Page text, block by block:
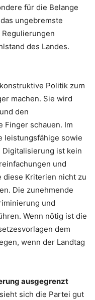
für die Belange
ungebremste
des Landes.
Politik zum
machen. Sie wird
den
Finger schauen. Im
leistungsfähige sowie
ist kein
und
diese Kriterien nicht zu
Die zunehmende
und
Wenn nötig ist die
dem
wenn der Landtag
ausgegrenzt
sich die Partei gut